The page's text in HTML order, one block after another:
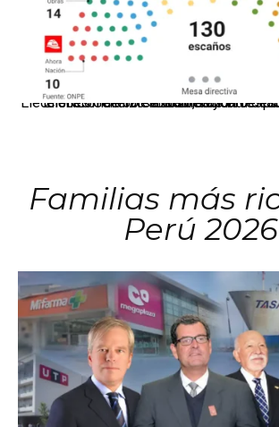
El JNE oficializó la distribución de escaños para la elección de 60 senadores y 130 diputados en las Elecciones Generales 2026, tras el restablecimiento de la Bicameralidad.
Familias más
Perú 2026